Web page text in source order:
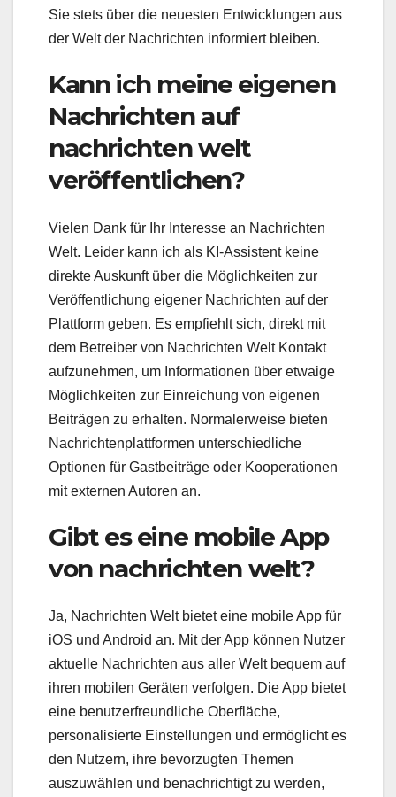
Sie stets über die neuesten Entwicklungen aus
der Welt der Nachrichten informiert bleiben.
Kann ich meine eigenen
Nachrichten auf
nachrichten welt
veröffentlichen?
Vielen Dank für Ihr Interesse an Nachrichten
Welt. Leider kann ich als KI-Assistent keine
direkte Auskunft über die Möglichkeiten zur
Veröffentlichung eigener Nachrichten auf der
Plattform geben. Es empfiehlt sich, direkt mit
dem Betreiber von Nachrichten Welt Kontakt
aufzunehmen, um Informationen über etwaige
Möglichkeiten zur Einreichung von eigenen
Beiträgen zu erhalten. Normalerweise bieten
Nachrichtenplattformen unterschiedliche
Optionen für Gastbeiträge oder Kooperationen
mit externen Autoren an.
Gibt es eine mobile App
von nachrichten welt?
Ja, Nachrichten Welt bietet eine mobile App für
iOS und Android an. Mit der App können Nutzer
aktuelle Nachrichten aus aller Welt bequem auf
ihren mobilen Geräten verfolgen. Die App bietet
eine benutzerfreundliche Oberfläche,
personalisierte Einstellungen und ermöglicht es
den Nutzern, ihre bevorzugten Themen
auszuwählen und benachrichtigt zu werden,